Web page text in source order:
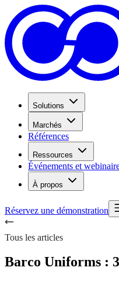
Solutions
Marchés
Références
Ressources
Événements et
À propos
Réservez une démonstration
Tous les articles
Barco Uniforms :